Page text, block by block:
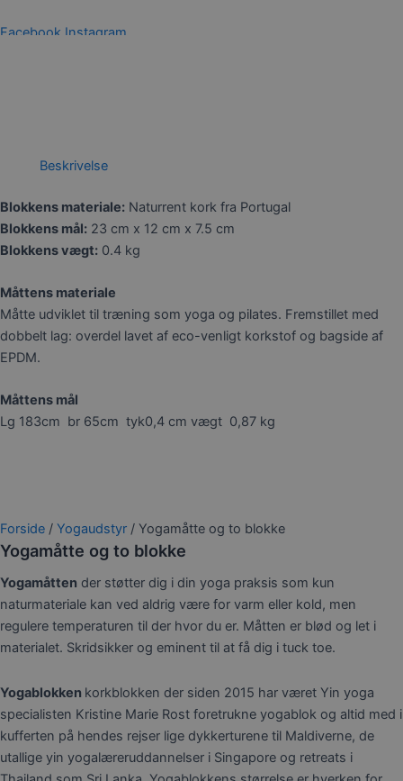
Facebook Instagram
Beskrivelse
Blokkens materiale: Naturrent kork fra Portugal
Blokkens mål: 23 cm x 12 cm x 7.5 cm
Blokkens vægt: 0.4 kg
Måttens materiale
Måtte udviklet til træning som yoga og pilates. Fremstillet med
dobbelt lag: overdel lavet af eco-venligt korkstof og bagside af
EPDM.
Måttens mål
Lg 183cm br 65cm tyk0,4 cm vægt 0,87 kg
Forside / Yogaudstyr / Yogamåtte og to blokke
Yogamåtte og to blokke
Yogamåtten der støtter dig i din yoga praksis som kun
naturmateriale kan ved aldrig være for varm eller kold, men
regulere temperaturen til der hvor du er. Måtten er blød og let i
materialet. Skridsikker og eminent til at få dig i tuck toe.
Yogablokken korkblokken der siden 2015 har været Yin yoga
specialisten Kristine Marie Rost foretrukne yogablok og altid med i
kufferten på hendes rejser lige dykkerturene til Maldiverne, de
utallige yin yogalæreruddannelser i Singapore og retreats i